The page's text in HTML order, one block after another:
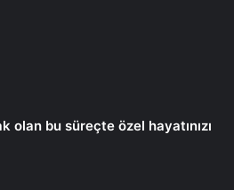
bu süreçte özel hayatınızı